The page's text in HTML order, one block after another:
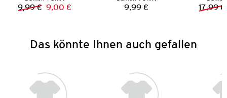
Vorheriger Preis:
9,99 € Neuer Preis:
9,00 € Preis:
9,99 € 17,99 €
Das könnte Ihnen auch gefallen